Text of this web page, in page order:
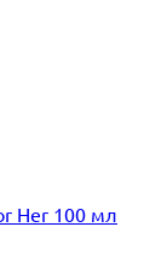
Her 100 мл